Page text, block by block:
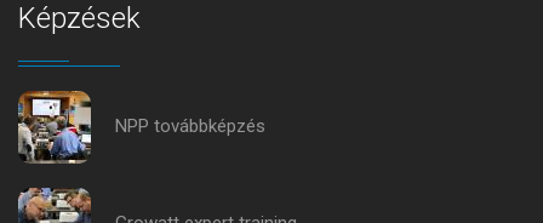
Képzések
NPP továbbképzés